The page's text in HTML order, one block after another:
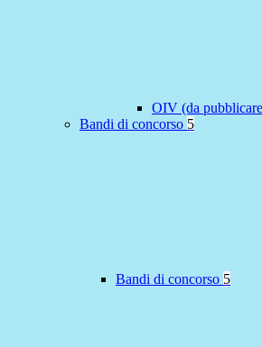
OIV (da
Bandi di concorso 5
Bandi di concorso 5